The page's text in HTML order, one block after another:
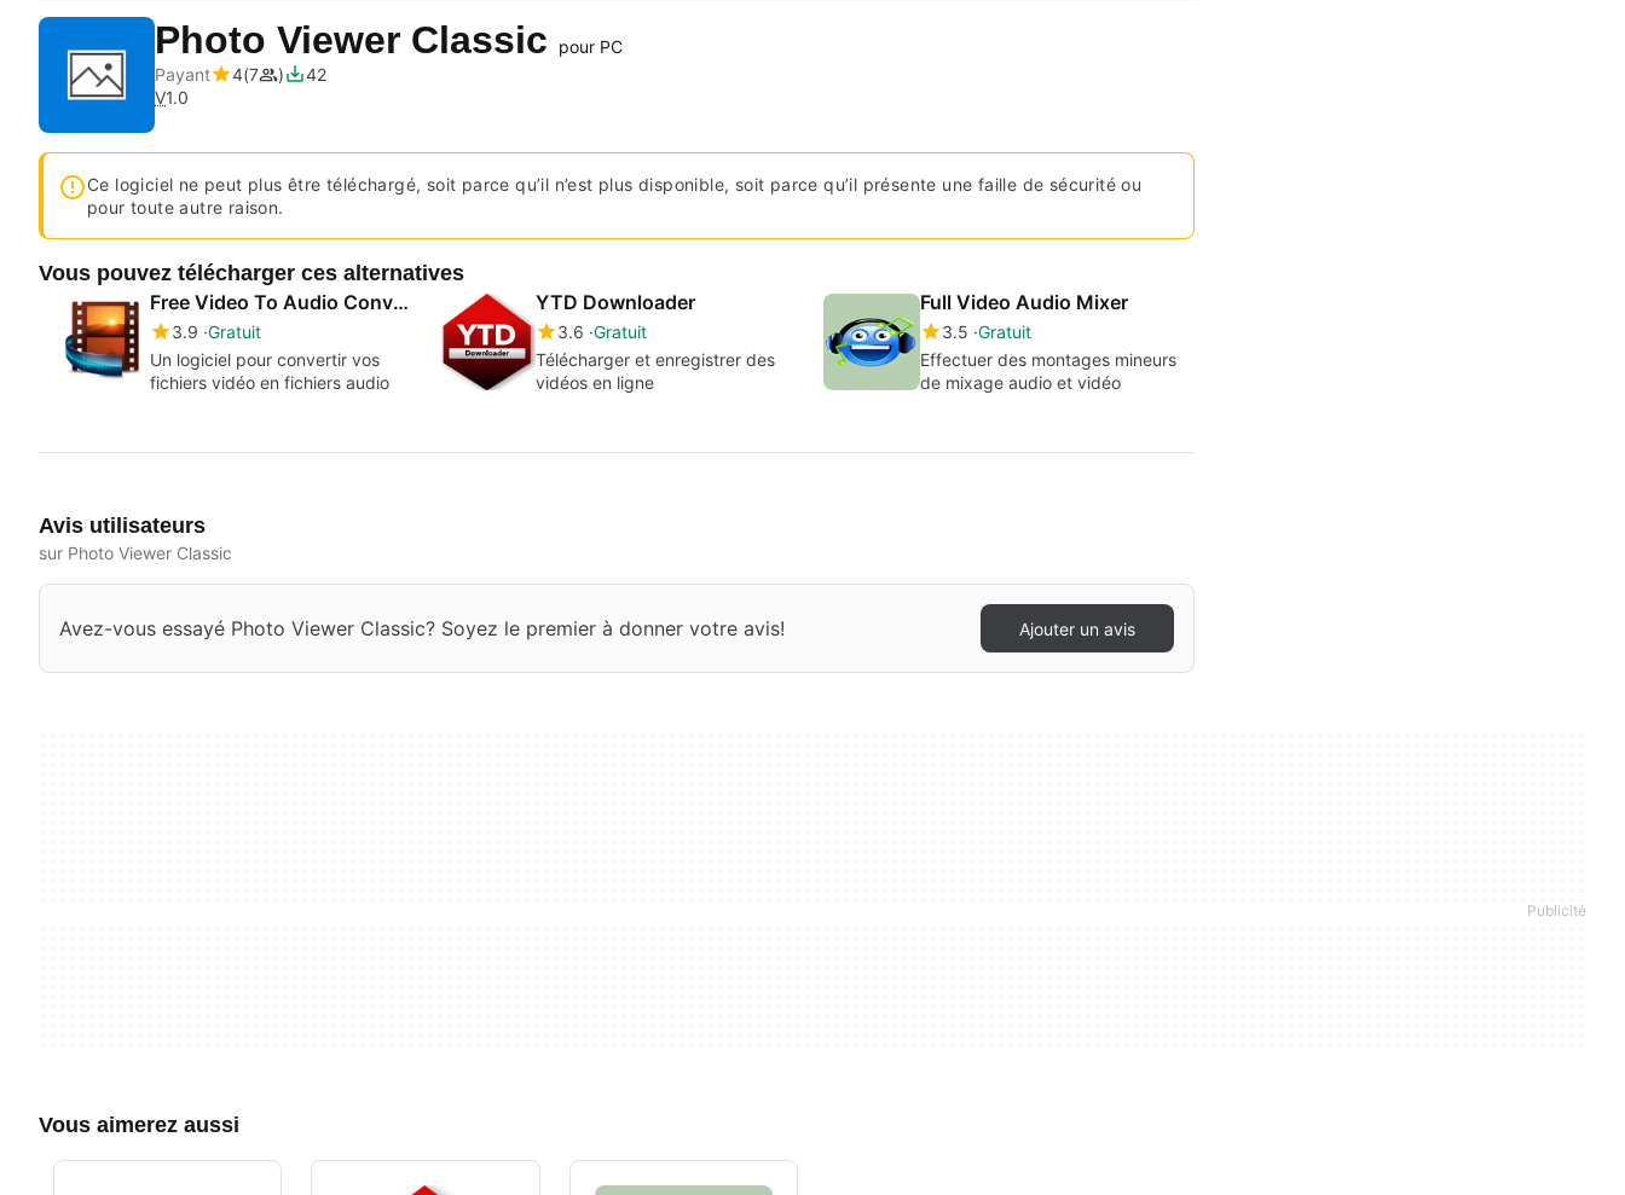
Photo Viewer Classic
pour PC
Payant
4 7
42
V1.0
Ce logiciel ne peut plus être téléchargé, soit parce qu’il n’est plus disponible, soit parce qu’il présente une faille de sécurité ou
pour toute autre raison.
Vous pouvez télécharger ces alternatives
Free Video To Audio Converter
3.9 Gratuit
Un logiciel pour convertir vos
fichiers vidéo en fichiers audio
YTD Downloader
3.6 Gratuit
Télécharger et enregistrer des
vidéos en ligne
Full Video Audio Mixer
3.5 Gratuit
Effectuer des montages mineurs
de mixage audio et vidéo
Avis utilisateurs
sur Photo Viewer Classic
Avez-vous essayé Photo Viewer Classic? Soyez le premier à donner votre avis! Ajouter un avis
Vous aimerez aussi